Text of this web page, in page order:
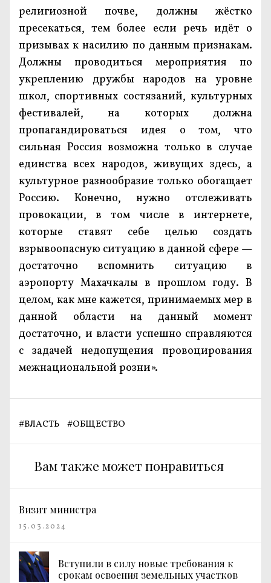
религиозной почве, должны жёстко
пресекаться, тем более если речь идёт о
призывах к насилию по данным признакам.
Должны проводиться мероприятия по
укреплению дружбы народов на уровне
школ, спортивных состязаний, культурных
фестивалей, на которых должна
пропагандироваться идея о том, что
сильная Россия возможна только в случае
единства всех народов, живущих здесь, а
культурное разнообразие только обогащает
Россию. Конечно, нужно отслеживать
провокации, в том числе в интернете,
которые ставят себе целью создать
взрывоопасную ситуацию в данной сфере —
достаточно вспомнить ситуацию в
аэропорту Махачкалы в прошлом году. В
целом, как мне кажется, принимаемых мер в
данной области на данный момент
достаточно, и власти успешно справляются
с задачей недопущения провоцирования
межнациональной розни».
#ВЛАСТЬ #ОБЩЕСТВО
Вам также может понравиться
Визит министра
15.03.2024
Вступили в силу новые требования к
срокам освоения земельных участков